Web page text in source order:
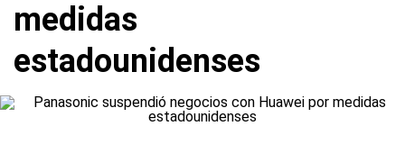
medidas
estadounidenses